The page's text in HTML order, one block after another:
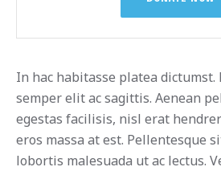
In hac habitasse platea dictumst.
semper elit ac sagittis. Aenean
egestas facilisis, nisl erat
eros massa at est. Pellentesque
lobortis malesuada ut ac lectus.